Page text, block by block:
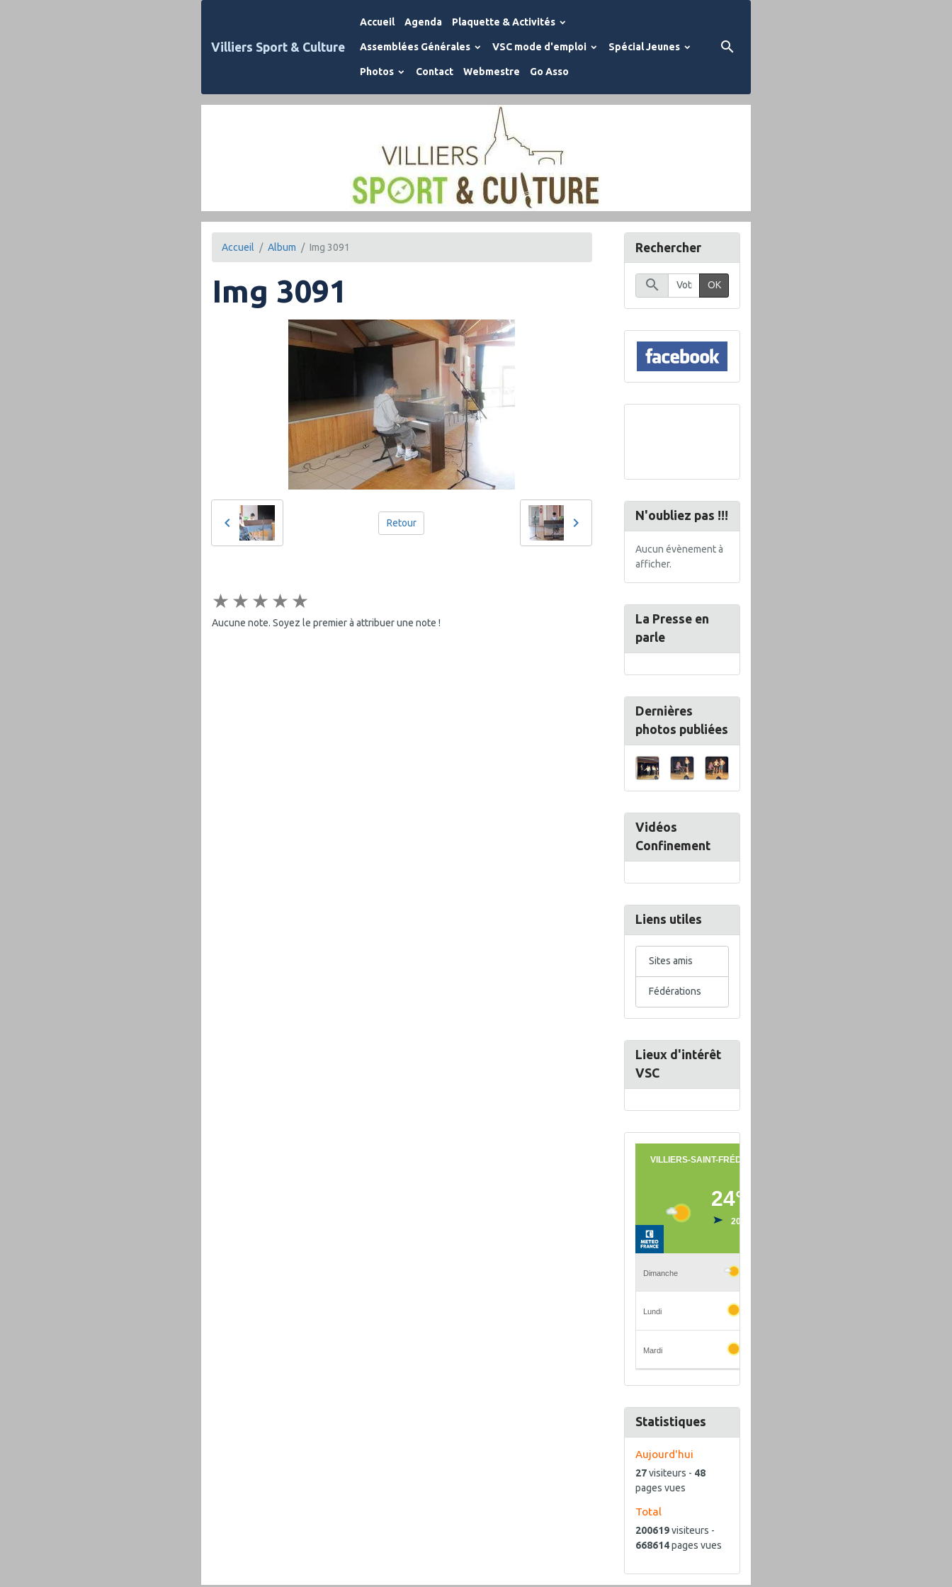
Villiers Sport & Culture
Accueil Agenda Plaquette & Activités
Assemblées Générales VSC mode d'emploi Spécial Jeunes
Photos Contact Webmestre Go Asso
Accueil Album Img 3091
Img 3091
Retour
★ ★ ★ ★ ★
Aucune note. Soyez le premier à attribuer une note !
Rechercher
OK
N'oubliez pas !!!
Aucun évènement à
afficher.
La Presse en
parle
Dernières
photos publiées
Vidéos
Confinement
Liens utiles
Sites amis
Fédérations
Lieux d'intérêt
VSC
Statistiques
Aujourd'hui
27visiteurs - 48
pages vues
Total
200619visiteurs -
668614pages vues